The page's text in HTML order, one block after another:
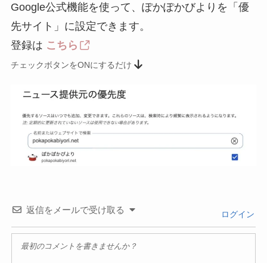
Google公式機能を使って、ぽかぽかびよりを「優
先サイト」に設定できます。
登録は こちら
チェックボタンをONにするだけ
返信をメールで受け取る ログイン